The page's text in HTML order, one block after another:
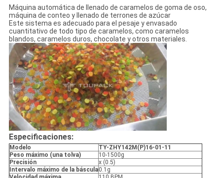
Máquina automática de llenado de caramelos de goma de oso,
máquina de conteo y llenado de terrones de azúcar
Este sistema es adecuado para el pesaje y envasado
cuantitativo de todo tipo de caramelos, como caramelos
blandos, caramelos duros, chocolate y otros materiales.
Especificaciones:
Modelo TY-ZHY142M(P)16-01-11
Peso máximo (una tolva)
10-1500g
Precisión
x (0.5)
Intervalo máximo de la báscula0.1g